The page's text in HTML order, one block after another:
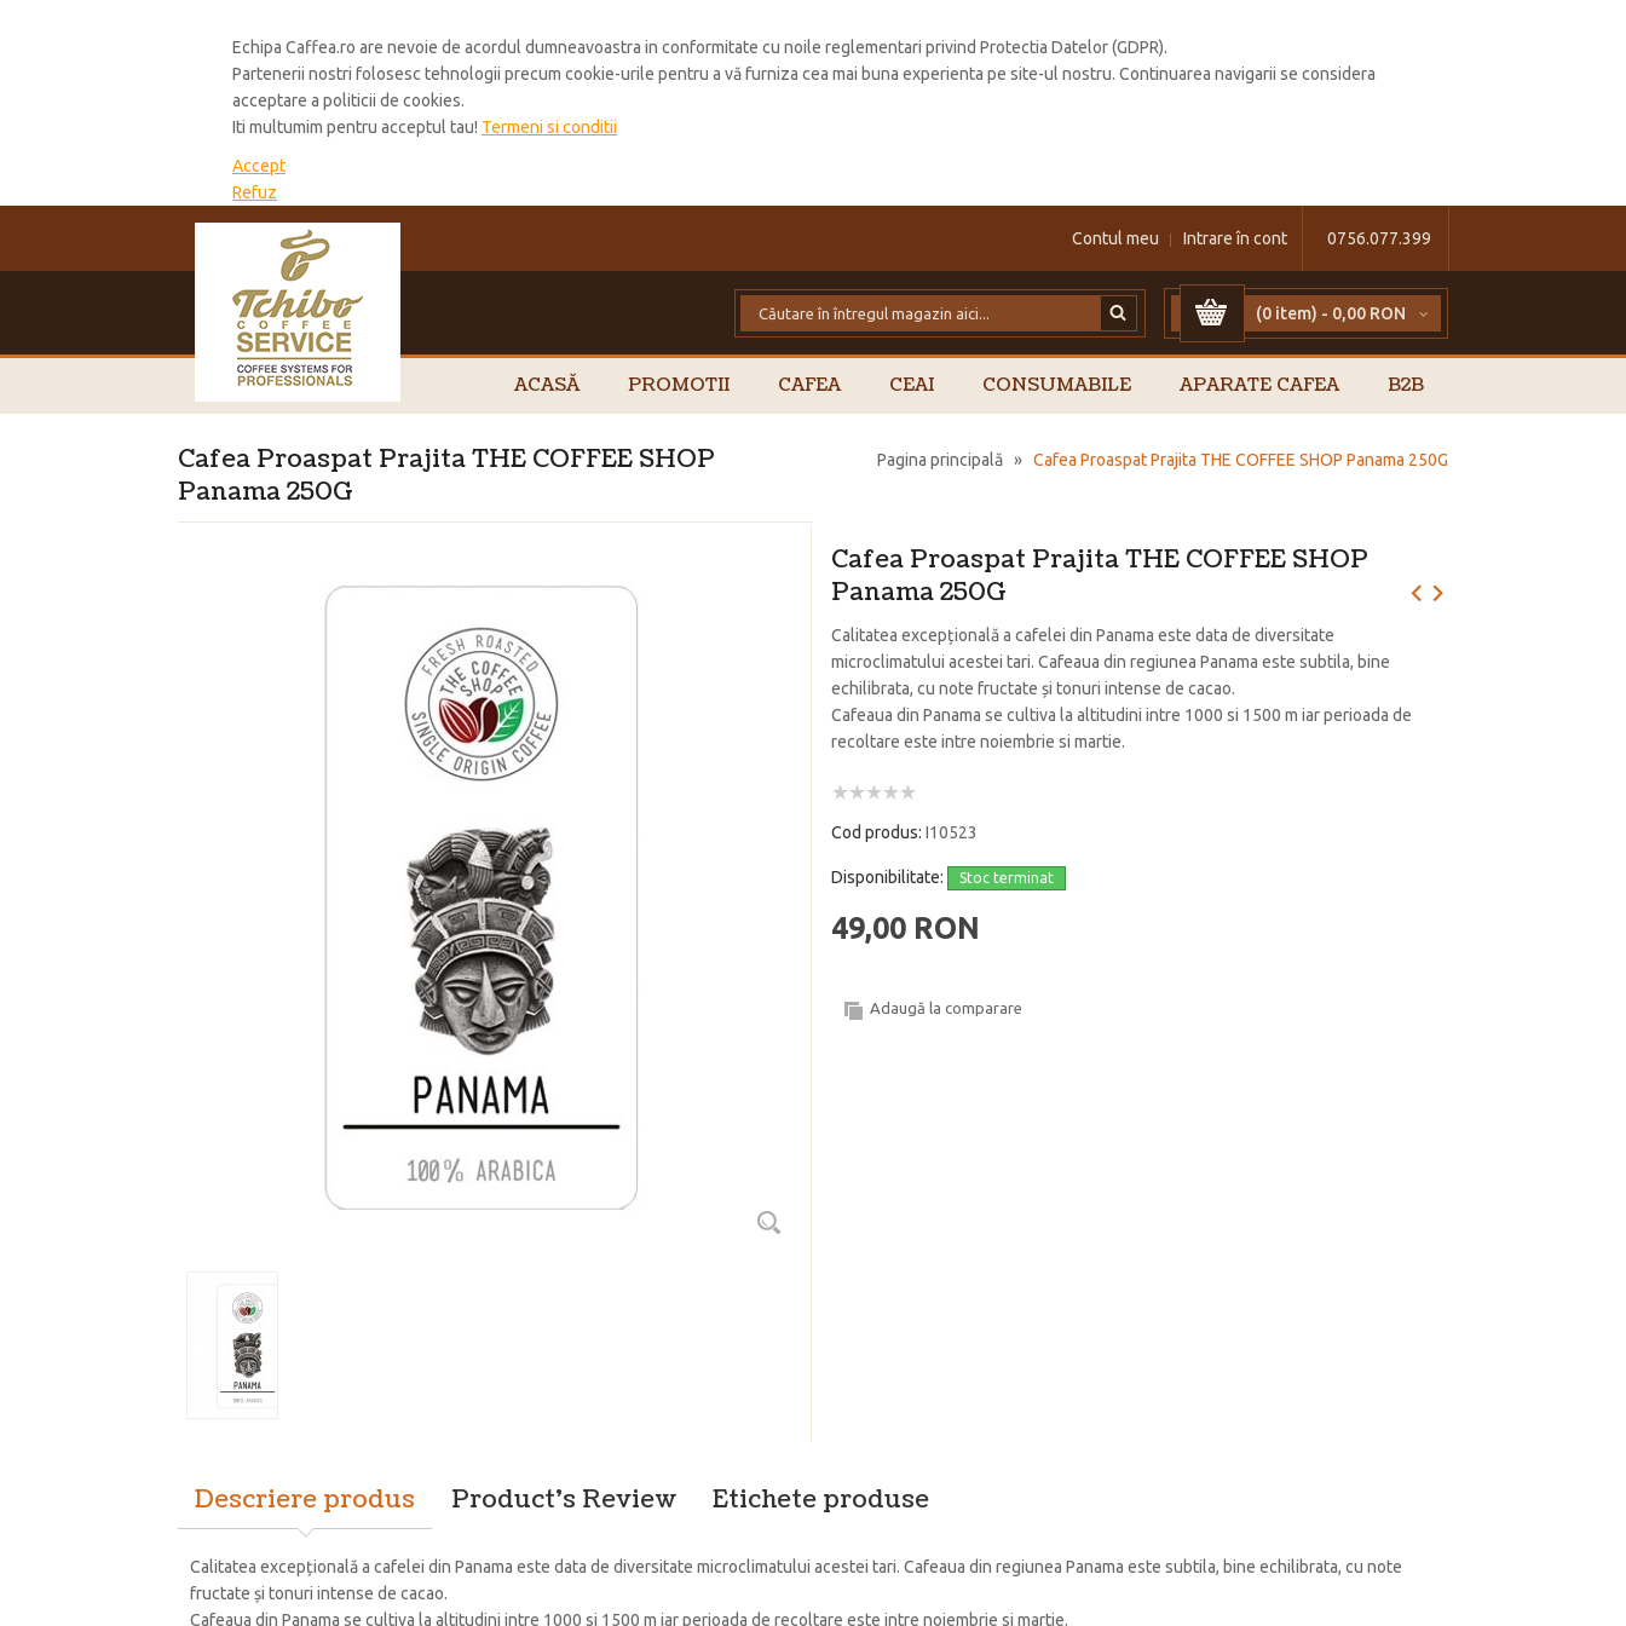
Echipa Caffea.ro are nevoie de acordul dumneavoastra in conformitate cu noile reglementari privind Protectia Datelor (GDPR).
Partenerii nostri folosesc tehnologii precum cookie-urile pentru a vă furniza cea mai buna experienta pe site-ul nostru. Continuarea navigarii se considera
acceptare a politicii de cookies.
Iti multumim pentru acceptul tau! Termeni si conditii
Accept
Refuz
0756.077.399
Contul meu Intrare în cont
(0 item) - 0,00 RON
ACASĂ PROMOTII CAFEA CEAI CONSUMABILE APARATE CAFEA B2B
Pagina principală » Cafea Proaspat Prajita THE COFFEE SHOP Panama 250G
Cafea Proaspat Prajita THE COFFEE SHOP
Panama 250G
Cafea Proaspat Prajita THE COFFEE SHOP
Panama 250G
Calitatea excepțională a cafelei din Panama este data de diversitate
microclimatului acestei tari. Cafeaua din regiunea Panama este subtila, bine
echilibrata, cu note fructate și tonuri intense de cacao.
Cafeaua din Panama se cultiva la altitudini intre 1000 si 1500 m iar perioada de
recoltare este intre noiembrie si martie.
Cod produs: I10523
Disponibilitate: Stoc terminat
49,00 RON
Adaugă la comparare
Descriere produs Product's Review Etichete produse
Calitatea excepțională a cafelei din Panama este data de diversitate microclimatului acestei tari. Cafeaua din regiunea Panama este subtila, bine echilibrata, cu note
fructate și tonuri intense de cacao.
Cafeaua din Panama se cultiva la altitudini intre 1000 si 1500 m iar perioada de recoltare este intre noiembrie si martie.